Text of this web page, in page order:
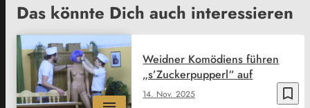
Das könnte Dich auch interessieren
bookmark_border
14. Nov. 2025
Weidner Komödiens führen
„s’Zuckerpupperl“ auf